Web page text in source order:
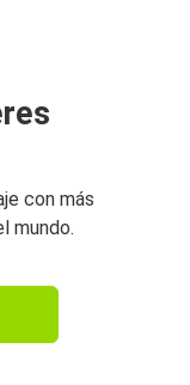
con más
mundo.